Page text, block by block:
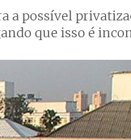
a possível
que isso é